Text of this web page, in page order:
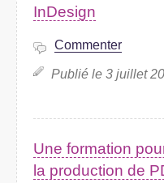
InDesign
Commenter
Publié le 3 juillet
Une formation
la production de